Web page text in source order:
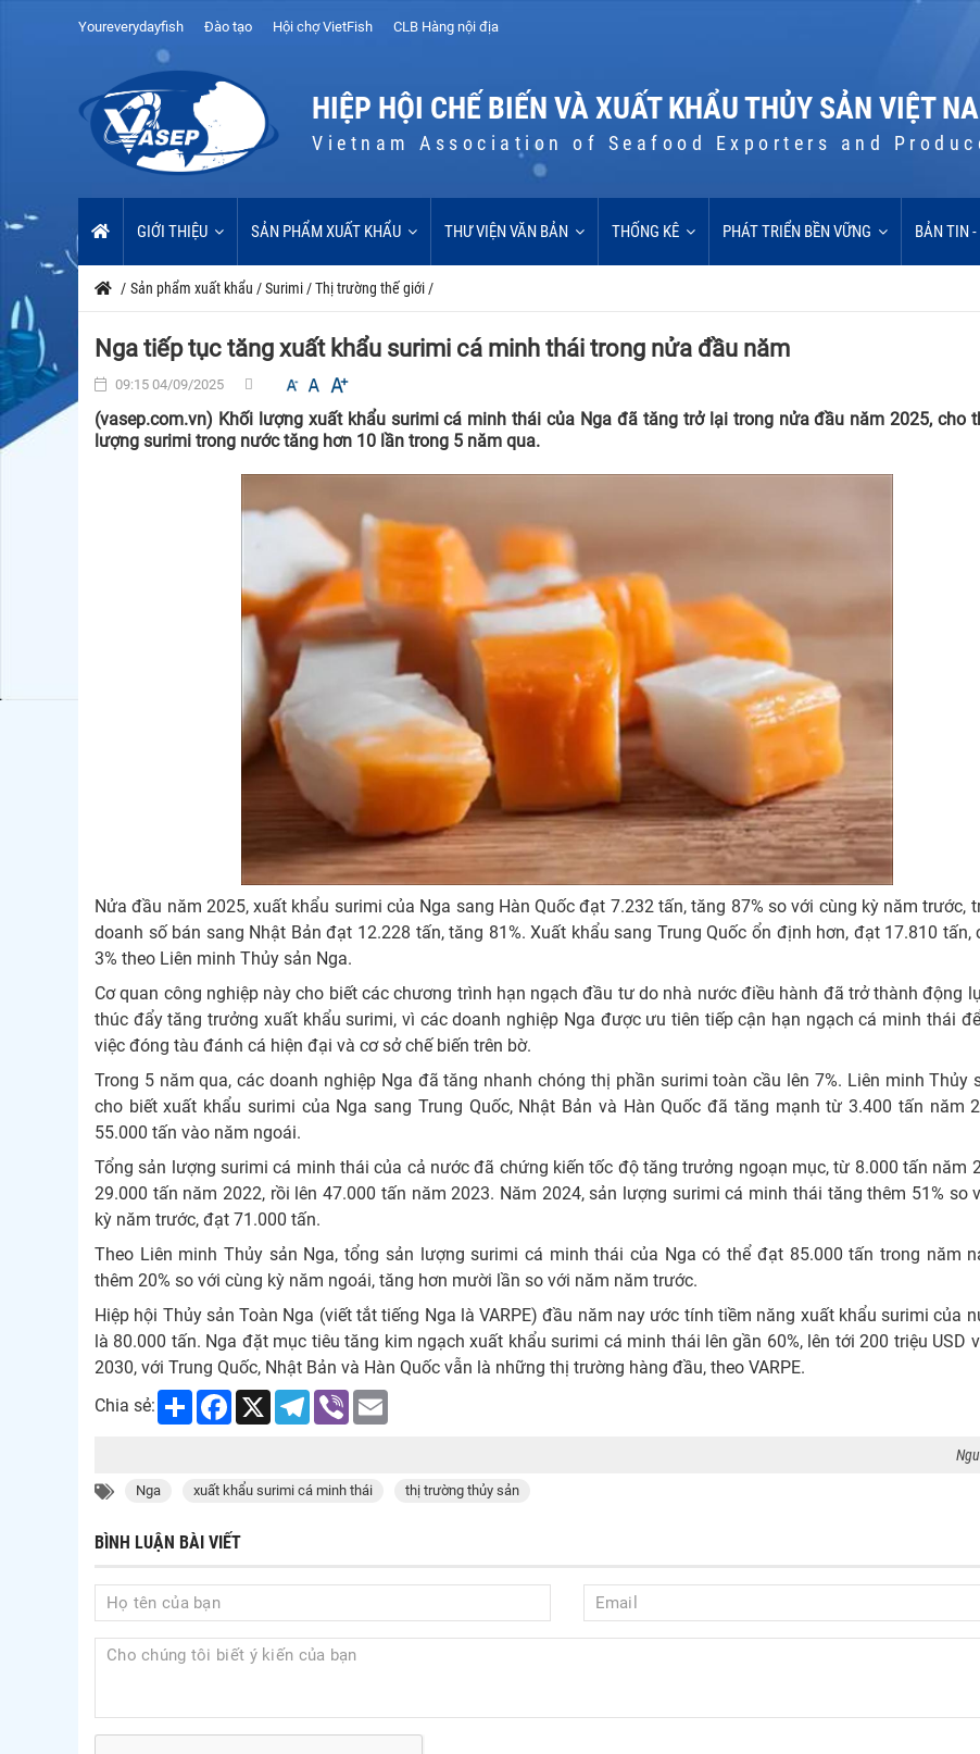
Youreverydayfish Đào tạo Hội chợ VietFish CLB Hàng nội địa
HIỆP HỘI CHẾ BIẾN VÀ XUẤT KHẨU THỦY SẢN VIỆT
Vietnam Association of Seafood Exporters and
GIỚI THIỆU SẢN PHẨM XUẤT KHẨU THƯ VIỆN VĂN BẢN THỐNG KÊ PHÁT TRIỂN BỀN VỮNG BẢN TIN
/ Sản phẩm xuất khẩu /Surimi /Thị trường thế giới /
Nga tiếp tục tăng xuất khẩu surimi cá minh thái trong nửa đầu năm
09:15 04/09/2025
(vasep.com.vn) Khối lượng xuất khẩu surimi cá minh thái của Nga đã tăng trở lại trong nửa đầu năm 2025, cho
lượng surimi trong nước tăng hơn 10 lần trong 5 năm qua.
Nửa đầu năm 2025, xuất khẩu surimi của Nga sang Hàn Quốc đạt 7.232 tấn, tăng 87% so với cùng kỳ năm trước,
doanh số bán sang Nhật Bản đạt 12.228 tấn, tăng 81%. Xuất khẩu sang Trung Quốc ổn định hơn, đạt 17.810 tấn,
3% theo Liên minh Thủy sản Nga.
Cơ quan công nghiệp này cho biết các chương trình hạn ngạch đầu tư do nhà nước điều hành đã trở thành động
thúc đẩy tăng trưởng xuất khẩu surimi, vì các doanh nghiệp Nga được ưu tiên tiếp cận hạn ngạch cá minh thái
việc đóng tàu đánh cá hiện đại và cơ sở chế biến trên bờ.
Trong 5 năm qua, các doanh nghiệp Nga đã tăng nhanh chóng thị phần surimi toàn cầu lên 7%. Liên minh Thủy
cho biết xuất khẩu surimi của Nga sang Trung Quốc, Nhật Bản và Hàn Quốc đã tăng mạnh từ 3.400 tấn năm
55.000 tấn vào năm ngoái.
Tổng sản lượng surimi cá minh thái của cả nước đã chứng kiến ​​tốc độ tăng trưởng ngoạn mục, từ 8.000 tấn năm
29.000 tấn năm 2022, rồi lên 47.000 tấn năm 2023. Năm 2024, sản lượng surimi cá minh thái tăng thêm 51% so
kỳ năm trước, đạt 71.000 tấn.
Theo Liên minh Thủy sản Nga, tổng sản lượng surimi cá minh thái của Nga có thể đạt 85.000 tấn trong năm
thêm 20% so với cùng kỳ năm ngoái, tăng hơn mười lần so với năm năm trước.
Hiệp hội Thủy sản Toàn Nga (viết tắt tiếng Nga là VARPE) đầu năm nay ước tính tiềm năng xuất khẩu surimi của
là 80.000 tấn. Nga đặt mục tiêu tăng kim ngạch xuất khẩu surimi cá minh thái lên gần 60%, lên tới 200 triệu USD
2030, với Trung Quốc, Nhật Bản và Hàn Quốc vẫn là những thị trường hàng đầu, theo VARPE.
Chia sẻ:
Share Facebook
X Telegram
Viber
Nga xuất khẩu surimi cá minh thái thị trường thủy sản
BÌNH LUẬN BÀI VIẾT